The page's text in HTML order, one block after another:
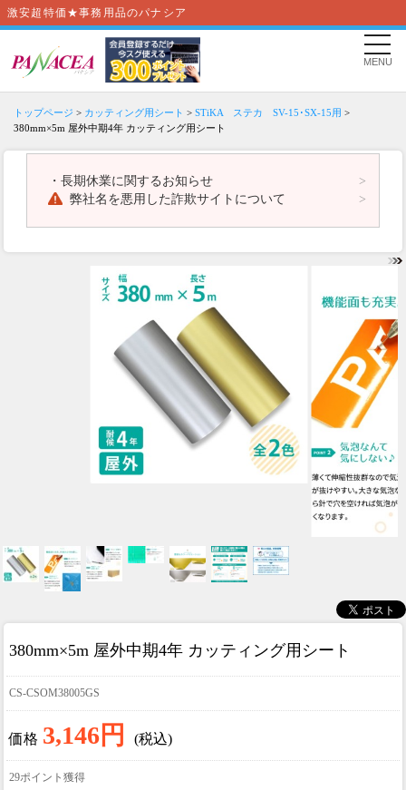
激安超特価★事務用品のパナシア
MENU
トップページ > カッティング用シート > STiKA ステカ SV-15･SX-15用 >
380mm×5m 屋外中期4年 カッティング用シート
・ 長期休業に関するお知らせ
弊社名を悪用した詐欺サイトについて
380mm×5m 屋外中期4年 カッティング用シート
CS-CSOM38005GS
価格 3,146円 (税込)
29ポイント獲得